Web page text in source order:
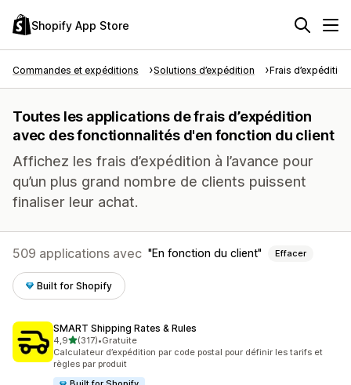
Shopify App Store
Commandes et expéditions Solutions d’expédition Frais d’expédition
Toutes les applications de frais d’expédition
avec des fonctionnalités d'en fonction du client
Affichez les frais d’expédition à l’avance pour
qu’un plus grand nombre de clients puissent
finaliser leur achat.
509 applications avec En fonction du client Effacer
Built for Shopify
SMART Shipping Rates & Rules
4,9étoile(s) sur 5
(317)
317 avis au total
•Gratuite
Calculateur d’expédition par code postal pour définir les tarifs et
règles par produit